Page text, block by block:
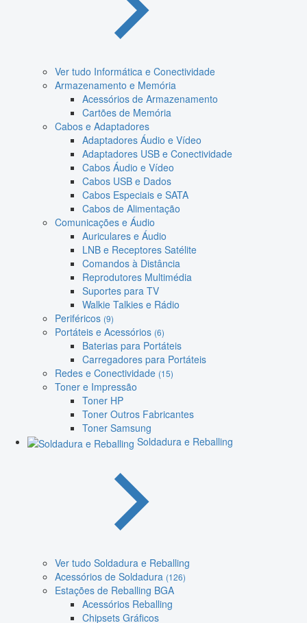
Ver tudo Informática e Conectividade
Armazenamento e Memória
Acessórios de Armazenamento
Cartões de Memória
Cabos e Adaptadores
Adaptadores Áudio e Vídeo
Adaptadores USB e Conectividade
Cabos Áudio e Vídeo
Cabos USB e Dados
Cabos Especiais e SATA
Cabos de Alimentação
Comunicações e Áudio
Auriculares e Áudio
LNB e Receptores Satélite
Comandos à Distância
Reprodutores Multimédia
Suportes para TV
Walkie Talkies e Rádio
Periféricos (9)
Portáteis e Acessórios (6)
Baterias para Portáteis
Carregadores para Portáteis
Redes e Conectividade (15)
Toner e Impressão
Toner HP
Toner Outros Fabricantes
Toner Samsung
Soldadura e Reballing
Ver tudo Soldadura e Reballing
Acessórios de Soldadura (126)
Estações de Reballing BGA
Acessórios Reballing
Chipsets Gráficos